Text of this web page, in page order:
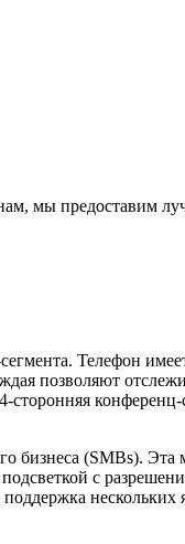
мы предоставим
Телефон
позволяют
бизнеса (SMBs).
с